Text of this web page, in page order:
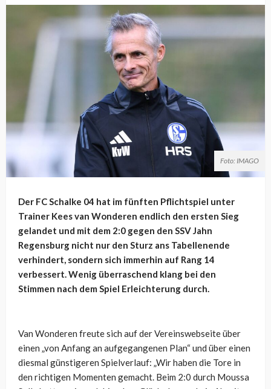
Foto: IMAGO
Der FC Schalke 04 hat im fünften Pflichtspiel unter
Trainer Kees van Wonderen endlich den ersten Sieg
gelandet und mit dem 2:0 gegen den SSV Jahn
Regensburg nicht nur den Sturz ans Tabellenende
verhindert, sondern sich immerhin auf Rang 14
verbessert. Wenig überraschend klang bei den
Stimmen nach dem Spiel Erleichterung durch.
Van Wonderen freute sich auf der Vereinswebseite über
einen „von Anfang an aufgegangenen Plan“ und über einen
diesmal günstigeren Spielverlauf: „Wir haben die Tore in
den richtigen Momenten gemacht. Beim 2:0 durch Moussa